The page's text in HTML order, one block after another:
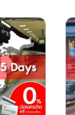
ถไฟที่
หรือ
ช้ผ่าน
JR Rail
ทศญี่ปุ่น
ติเท่านั้น
ใน